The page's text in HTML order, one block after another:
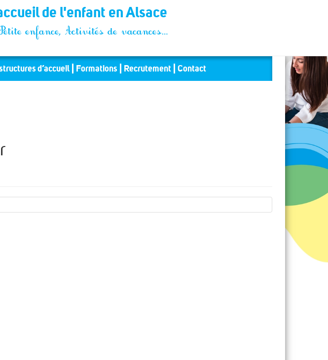
de l'enfant en Alsace
enfance, Activités de vacances…
d’accueil Formations Recrutement Contact